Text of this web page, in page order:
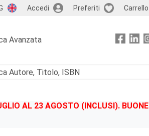
Accedi Preferiti Carrello
Avanzata
AL 23 AGOSTO (INCLUSI). BUONE